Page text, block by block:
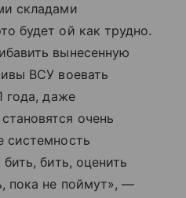
складами
будет ой как трудно.
вынесенную
ВСУ воевать
года, даже
очень
системность
бить, оценить
пока не поймут», —